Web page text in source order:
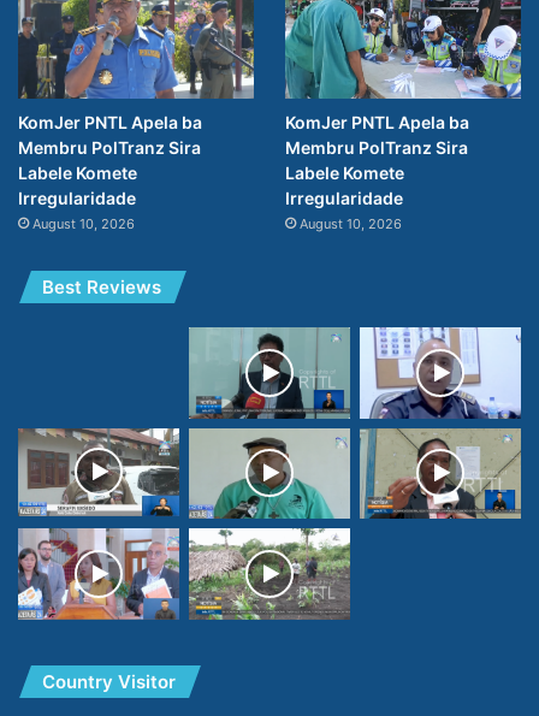
KomJer PNTL Apela ba
Membru PolTranz Sira
Labele Komete
Irregularidade
August 10, 2026
KomJer PNTL Apela ba
Membru PolTranz Sira
Labele Komete
Irregularidade
August 10, 2026
Best Reviews
Country Visitor